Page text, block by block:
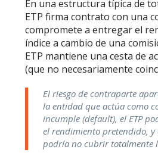
En una estructura típica de
ETP firma contrato con una
compromete a entregar el
índice a cambio de una
ETP mantiene una cesta de
(que no necesariamente
El riesgo de contraparte
la entidad que actúa como
incumple (default), el ETP
el rendimiento pretendido, y
podría no cubrir totalmente